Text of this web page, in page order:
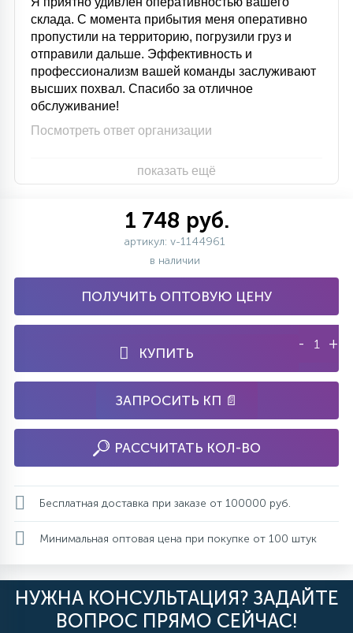
склада. С момента прибытия меня оперативно
пропустили на территорию, погрузили груз и
отправили дальше. Эффективность и
профессионализм вашей команды заслуживают
высших похвал. Спасибо за отличное
обслуживание!
Посмотреть ответ организации
показать ещё
1 748 руб.
артикул: v-1144961
в наличии
ПОЛУЧИТЬ ОПТОВУЮ ЦЕНУ
КУПИТЬ
- +
ЗАПРОСИТЬ КП 📄
РАССЧИТАТЬ КОЛ-ВО
Бесплатная доставка при заказе от 100000 руб.
Минимальная оптовая цена при покупке от 100 штук
НУЖНА КОНСУЛЬТАЦИЯ? ЗАДАЙТЕ
ВОПРОС ПРЯМО СЕЙЧАС!